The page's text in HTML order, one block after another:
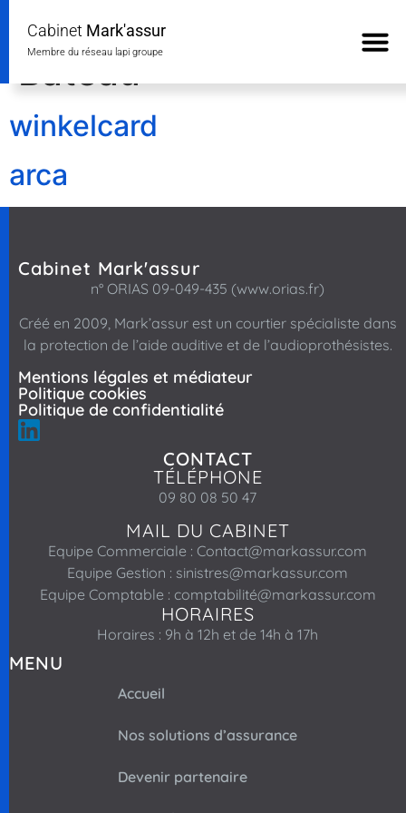
Cabinet Mark'assur
Membre du réseau lapi groupe
Courtiers Type :
Bateau
winkelcard
arca
Cabinet Mark'assur
n° ORIAS 09-049-435 (www.orias.fr)
Créé en 2009, Mark’assur est un courtier spécialiste dans
la protection de l’aide auditive et de l’audioprothésistes.
Mentions légales et médiateur
Politique cookies
Politique de confidentialité
CONTACT
TÉLÉPHONE
09 80 08 50 47
MAIL DU CABINET
Equipe Commerciale : Contact@markassur.com
Equipe Gestion : sinistres@markassur.com
Equipe Comptable : comptabilité@markassur.com
HORAIRES
Horaires : 9h à 12h et de 14h à 17h
MENU
Accueil
Nos solutions d’assurance
Devenir partenaire